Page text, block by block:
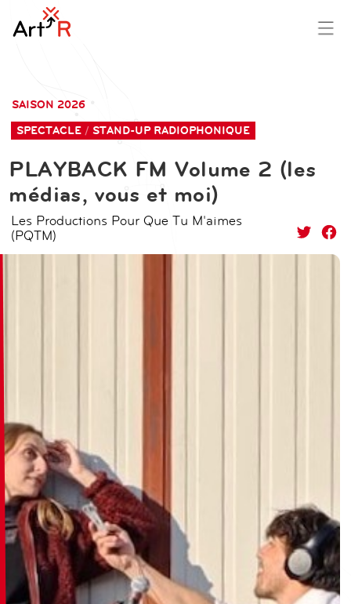
contenu
SAISON 2026
SPECTACLE STAND-UP RADIOPHONIQUE
PLAYBACK FM Volume 2 (les
médias, vous et moi)
Les Productions Pour Que Tu M'aimes
(PQTM)